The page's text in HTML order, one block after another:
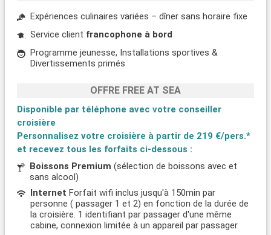
Expériences culinaires variées – dîner sans horaire fixe
Service client francophone à bord
Programme jeunesse, Installations sportives &
Divertissements primés
OFFRE FREE AT SEA
Disponible par téléphone avec votre conseiller
croisière
Personnalisez votre croisière à partir de 219 €/pers.*
et recevez tous les forfaits ci-dessous :
Boissons Premium (sélection de boissons avec et
sans alcool)
Internet Forfait wifi inclus jusqu'à 150min par
personne ( passager 1 et 2) en fonction de la durée de
la croisière. 1 identifiant par passager d'une même
cabine, connexion limitée à un appareil par passager.